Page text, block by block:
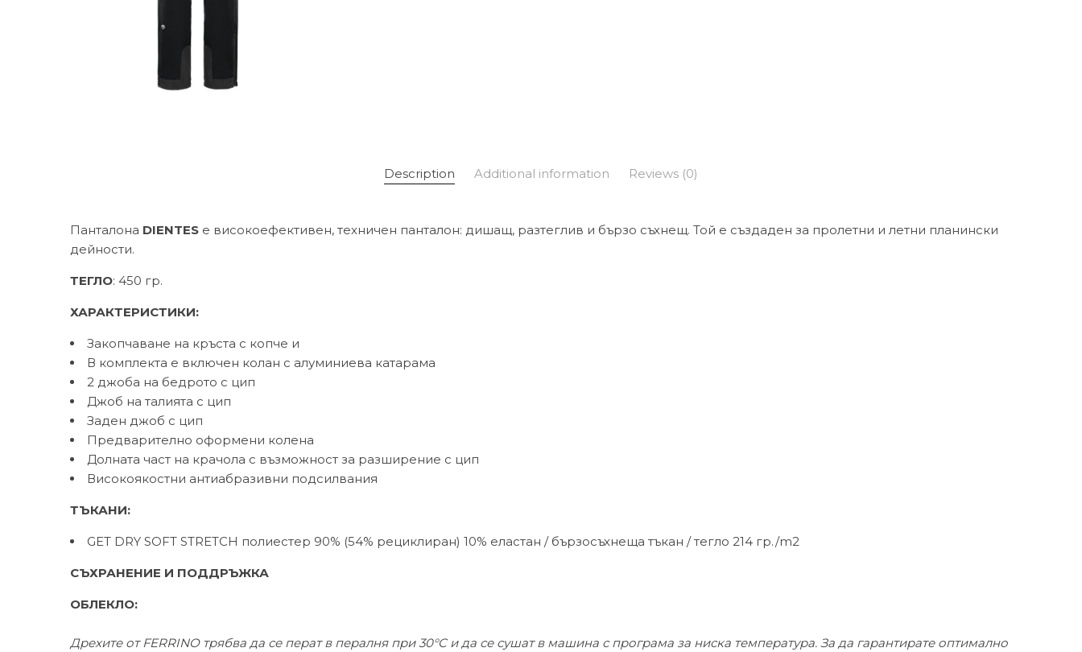
Description Additional information Reviews (0)
Панталона DIENTES е високоефективен, техничен панталон: дишащ, разтеглив и бързо съхнещ. Той е създаден за пролетни и летни планински
дейности.
ТЕГЛО: 450 гр.
ХАРАКТЕРИСТИКИ:
Закопчаване на кръста с копче и
В комплекта е включен колан с алуминиева катарама
2 джоба на бедрото с цип
Джоб на талията с цип
Заден джоб с цип
Предварително оформени колена
Долната част на крачола с възможност за разширение с цип
Високоякостни антиабразивни подсилвания
ТЪКАНИ:
GET DRY SOFT STRETCH полиестер 90% (54% рециклиран) 10% еластан / бързосъхнеща тъкан / тегло 214 гр./m2
СЪХРАНЕНИЕ И ПОДДРЪЖКА
ОБЛЕКЛО:
Дрехите от FERRINO трябва да се перат в пералня при 30°C и да се сушат в машина с програма за ниска температура. За да гарантирате оптимално